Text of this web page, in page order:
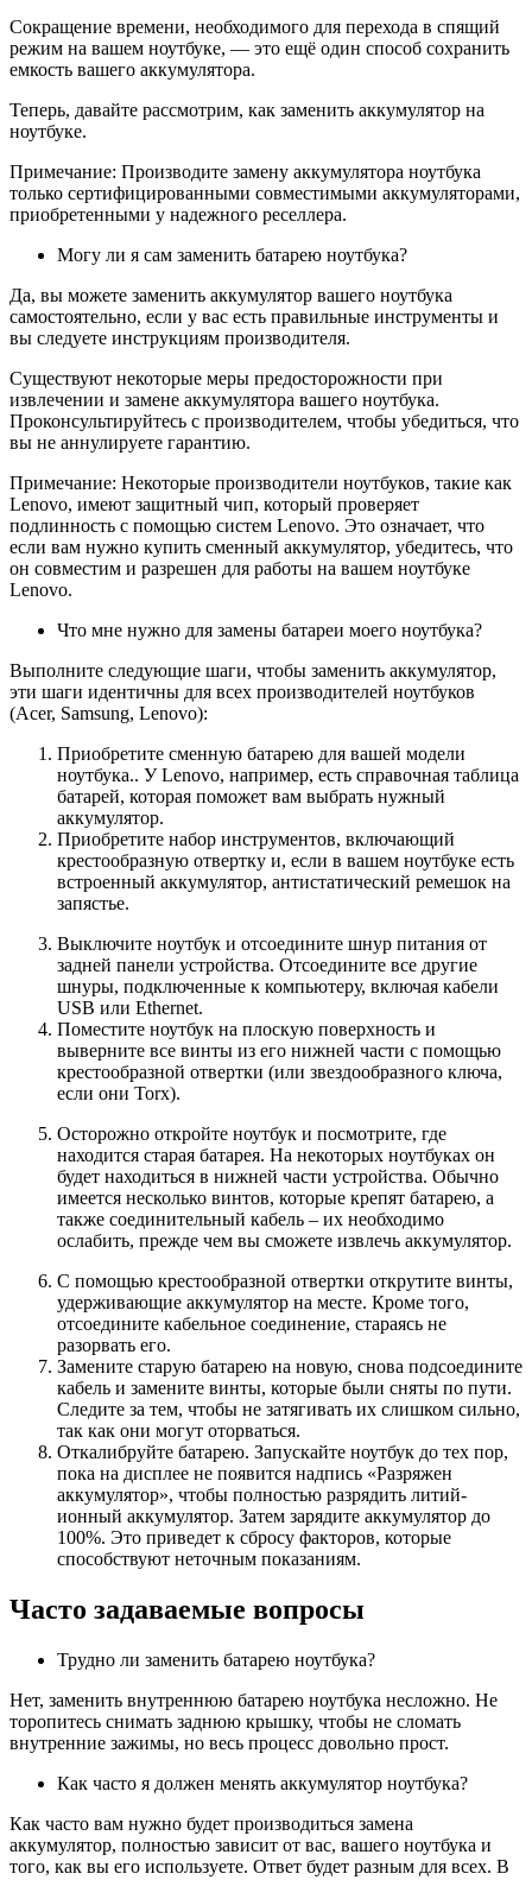
Сокращение времени, необходимого для перехода в спящий
режим на вашем ноутбуке, — это ещё один способ сохранить
емкость вашего аккумулятора.
Теперь, давайте рассмотрим, как заменить аккумулятор на
ноутбуке.
Примечание: Производите замену аккумулятора ноутбука
только сертифицированными совместимыми аккумуляторами,
приобретенными у надежного реселлера.
Могу ли я сам заменить батарею ноутбука?
Да, вы можете заменить аккумулятор вашего ноутбука
самостоятельно, если у вас есть правильные инструменты и
вы следуете инструкциям производителя.
Существуют некоторые меры предосторожности при
извлечении и замене аккумулятора вашего ноутбука.
Проконсультируйтесь с производителем, чтобы убедиться, что
вы не аннулируете гарантию.
Примечание: Некоторые производители ноутбуков, такие как
Lenovo, имеют защитный чип, который проверяет
подлинность с помощью систем Lenovo. Это означает, что
если вам нужно купить сменный аккумулятор, убедитесь, что
он совместим и разрешен для работы на вашем ноутбуке
Lenovo.
Что мне нужно для замены батареи моего ноутбука?
Выполните следующие шаги, чтобы заменить аккумулятор,
эти шаги идентичны для всех производителей ноутбуков
(Acer, Samsung, Lenovo):
Приобретите сменную батарею для вашей модели
ноутбука.. У Lenovo, например, есть справочная таблица
батарей, которая поможет вам выбрать нужный
аккумулятор.
Приобретите набор инструментов, включающий
крестообразную отвертку и, если в вашем ноутбуке есть
встроенный аккумулятор, антистатический ремешок на
запястье.
Выключите ноутбук и отсоедините шнур питания от
задней панели устройства. Отсоедините все другие
шнуры, подключенные к компьютеру, включая кабели
USB или Ethernet.
Поместите ноутбук на плоскую поверхность и
выверните все винты из его нижней части с помощью
крестообразной отвертки (или звездообразного ключа,
если они Torx).
Осторожно откройте ноутбук и посмотрите, где
находится старая батарея. На некоторых ноутбуках он
будет находиться в нижней части устройства. Обычно
имеется несколько винтов, которые крепят батарею, а
также соединительный кабель – их необходимо
ослабить, прежде чем вы сможете извлечь аккумулятор.
С помощью крестообразной отвертки открутите винты,
удерживающие аккумулятор на месте. Кроме того,
отсоедините кабельное соединение, стараясь не
разорвать его.
Замените старую батарею на новую, снова подсоедините
кабель и замените винты, которые были сняты по пути.
Следите за тем, чтобы не затягивать их слишком сильно,
так как они могут оторваться.
Откалибруйте батарею. Запускайте ноутбук до тех пор,
пока на дисплее не появится надпись «Разряжен
аккумулятор», чтобы полностью разрядить литий-
ионный аккумулятор. Затем зарядите аккумулятор до
100%. Это приведет к сбросу факторов, которые
способствуют неточным показаниям.
Часто задаваемые вопросы
Трудно ли заменить батарею ноутбука?
Нет, заменить внутреннюю батарею ноутбука несложно. Не
торопитесь снимать заднюю крышку, чтобы не сломать
внутренние зажимы, но весь процесс довольно прост.
Как часто я должен менять аккумулятор ноутбука?
Как часто вам нужно будет производиться замена
аккумулятор, полностью зависит от вас, вашего ноутбука и
того, как вы его используете. Ответ будет разным для всех. В